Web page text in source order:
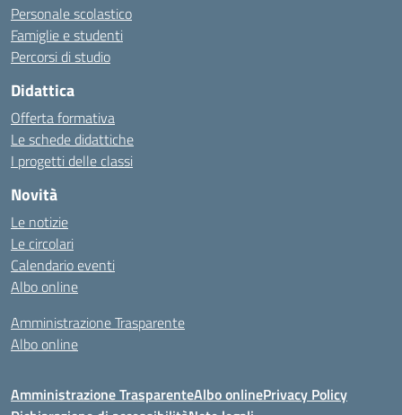
Personale scolastico
Famiglie e studenti
Percorsi di studio
Didattica
Offerta formativa
Le schede didattiche
I progetti delle classi
Novità
Le notizie
Le circolari
Calendario eventi
Albo online
Amministrazione Trasparente
Albo online
Amministrazione TrasparenteAlbo onlinePrivacy Policy